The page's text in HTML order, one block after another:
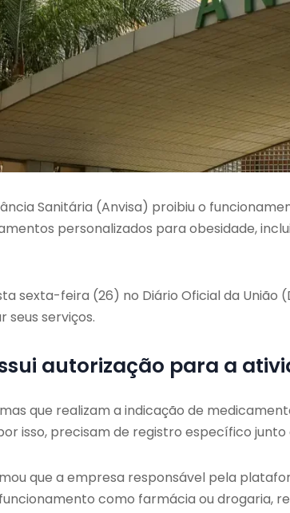
Sanitária (Anvisa) proibiu o
personalizados para obesidade,
sexta-feira (26) no Diário Oficial da União
seus serviços.
autorização para a
que realizam a indicação de
isso, precisam de registro específico junto
que a empresa responsável pela
como farmácia ou drogaria,